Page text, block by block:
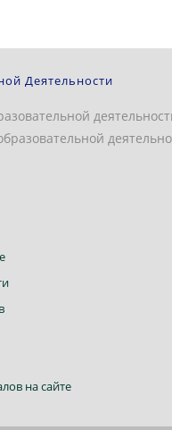
Деятельности
Откроется
вОткроется
Откроется
на сайтеОткроется